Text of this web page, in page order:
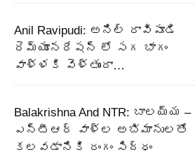
Anil Ravipudi: అనిల్ రావిపూడి
రెమ్యూనరేషన్ లో సగ భాగం
వాళ్ళకి వెళ్తుందా…
Balakrishna And NTR: బాలయ్య –
ఎన్టీఆర్ వాళ్ల అభిమానులతో
కలవడానికి రంగం సిద్ధం